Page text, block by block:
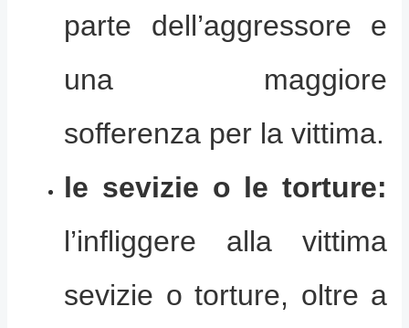
parte dell’aggressore e
una maggiore
sofferenza per la vittima.
le sevizie o le torture:
l’infliggere alla vittima
sevizie o torture, oltre a